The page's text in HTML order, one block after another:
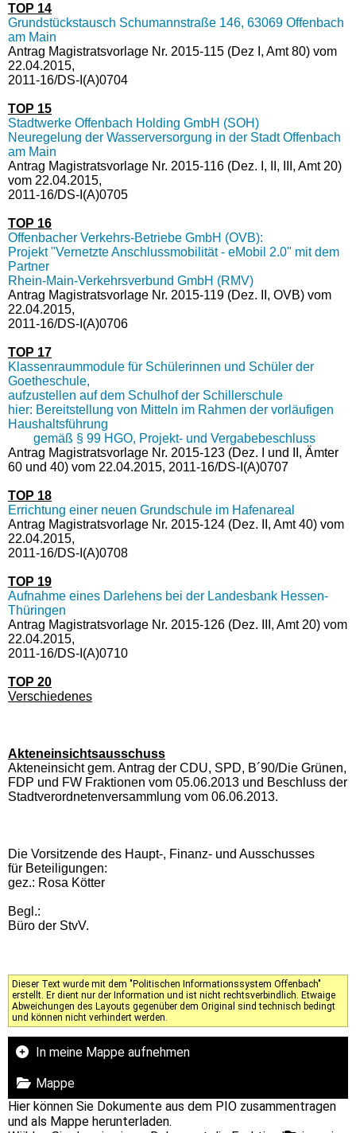
TOP 14
Grundstückstausch Schumannstraße 146, 63069 Offenbach
am Main
Antrag Magistratsvorlage Nr. 2015-115 (Dez I, Amt 80) vom
22.04.2015,
2011-16/DS-I(A)0704
TOP 15
Stadtwerke Offenbach Holding GmbH (SOH)
Neuregelung der Wasserversorgung in der Stadt Offenbach
am Main
Antrag Magistratsvorlage Nr. 2015-116 (Dez. I, II, III, Amt 20)
vom 22.04.2015,
2011-16/DS-I(A)0705
TOP 16
Offenbacher Verkehrs-Betriebe GmbH (OVB):
Projekt "Vernetzte Anschlussmobilität - eMobil 2.0" mit dem
Partner
Rhein-Main-Verkehrsverbund GmbH (RMV)
Antrag Magistratsvorlage Nr. 2015-119 (Dez. II, OVB) vom
22.04.2015,
2011-16/DS-I(A)0706
TOP 17
Klassenraummodule für Schülerinnen und Schüler der
Goetheschule,
aufzustellen auf dem Schulhof der Schillerschule
hier: Bereitstellung von Mitteln im Rahmen der vorläufigen
Haushaltsführung
gemäß § 99 HGO, Projekt- und Vergabebeschluss
Antrag Magistratsvorlage Nr. 2015-123 (Dez. I und II, Ämter
60 und 40) vom 22.04.2015, 2011-16/DS-I(A)0707
TOP 18
Errichtung einer neuen Grundschule im Hafenareal
Antrag Magistratsvorlage Nr. 2015-124 (Dez. II, Amt 40) vom
22.04.2015,
2011-16/DS-I(A)0708
TOP 19
Aufnahme eines Darlehens bei der Landesbank Hessen-
Thüringen
Antrag Magistratsvorlage Nr. 2015-126 (Dez. III, Amt 20) vom
22.04.2015,
2011-16/DS-I(A)0710
TOP 20
Verschiedenes
Akteneinsichtsausschuss
Akteneinsicht gem. Antrag der CDU, SPD, B´90/Die Grünen,
FDP und FW Fraktionen vom 05.06.2013 und Beschluss der
Stadtverordnetenversammlung vom 06.06.2013.
Die Vorsitzende des Haupt-, Finanz- und Ausschusses
für Beteiligungen:
gez.: Rosa Kötter
Begl.:
Büro der StvV.
Dieser Text wurde mit dem "Politischen Informationssystem Offenbach"
erstellt. Er dient nur der Information und ist nicht rechtsverbindlich. Etwaige
Abweichungen des Layouts gegenüber dem Original sind technisch bedingt
und können nicht verhindert werden.
In meine Mappe aufnehmen
Mappe
Hier können Sie Dokumente aus dem PIO zusammentragen
und als Mappe herunterladen.